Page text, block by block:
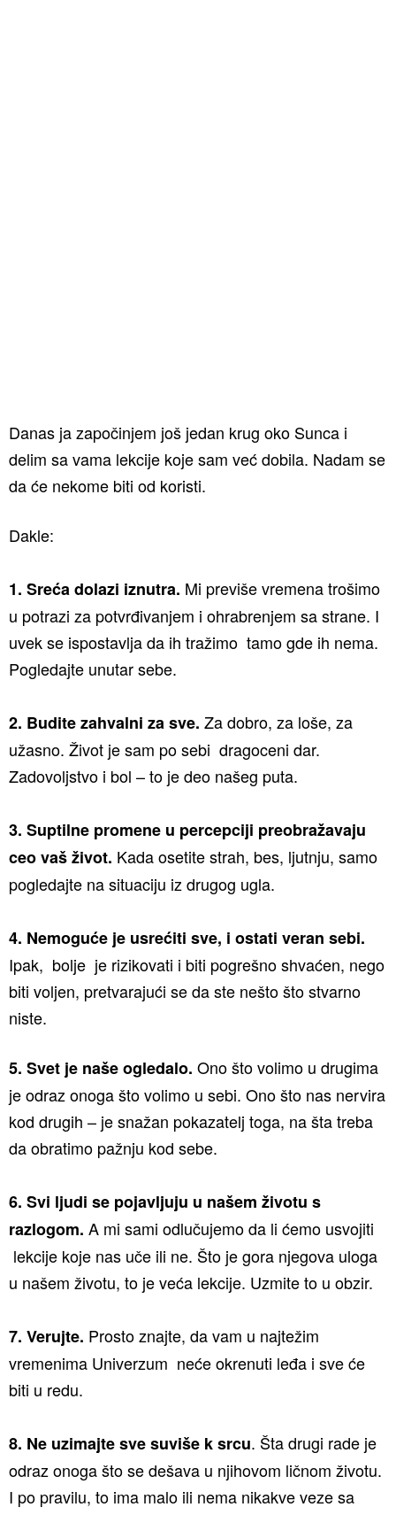
Danas ja započinjem još jedan krug oko Sunca i
delim sa vama lekcije koje sam već dobila. Nadam se
da će nekome biti od koristi.
Dakle:
1. Sreća dolazi iznutra. Mi previše vremena trošimo
u potrazi za potvrđivanjem i ohrabrenjem sa strane. I
uvek se ispostavlja da ih tražimo tamo gde ih nema.
Pogledajte unutar sebe.
2. Budite zahvalni za sve. Za dobro, za loše, za
užasno. Život je sam po sebi dragoceni dar.
Zadovoljstvo i bol – to je deo našeg puta.
3. Suptilne promene u percepciji preobražavaju
ceo vaš život. Kada osetite strah, bes, ljutnju, samo
pogledajte na situaciju iz drugog ugla.
4. Nemoguće je usrećiti sve, i ostati veran sebi.
Ipak, bolje je rizikovati i biti pogrešno shvaćen, nego
biti voljen, pretvarajući se da ste nešto što stvarno
niste.
5. Svet je naše ogledalo. Ono što volimo u drugima
je odraz onoga što volimo u sebi. Ono što nas nervira
kod drugih – je snažan pokazatelj toga, na šta treba
da obratimo pažnju kod sebe.
6. Svi ljudi se pojavljuju u našem životu s
razlogom. A mi sami odlučujemo da li ćemo usvojiti
lekcije koje nas uče ili ne. Što je gora njegova uloga
u našem životu, to je veća lekcije. Uzmite to u obzir.
7. Verujte. Prosto znajte, da vam u najtežim
vremenima Univerzum neće okrenuti leđa i sve će
biti u redu.
8. Ne uzimajte sve suviše k srcu. Šta drugi rade je
odraz onoga što se dešava u njihovom ličnom životu.
I po pravilu, to ima malo ili nema nikakve veze sa